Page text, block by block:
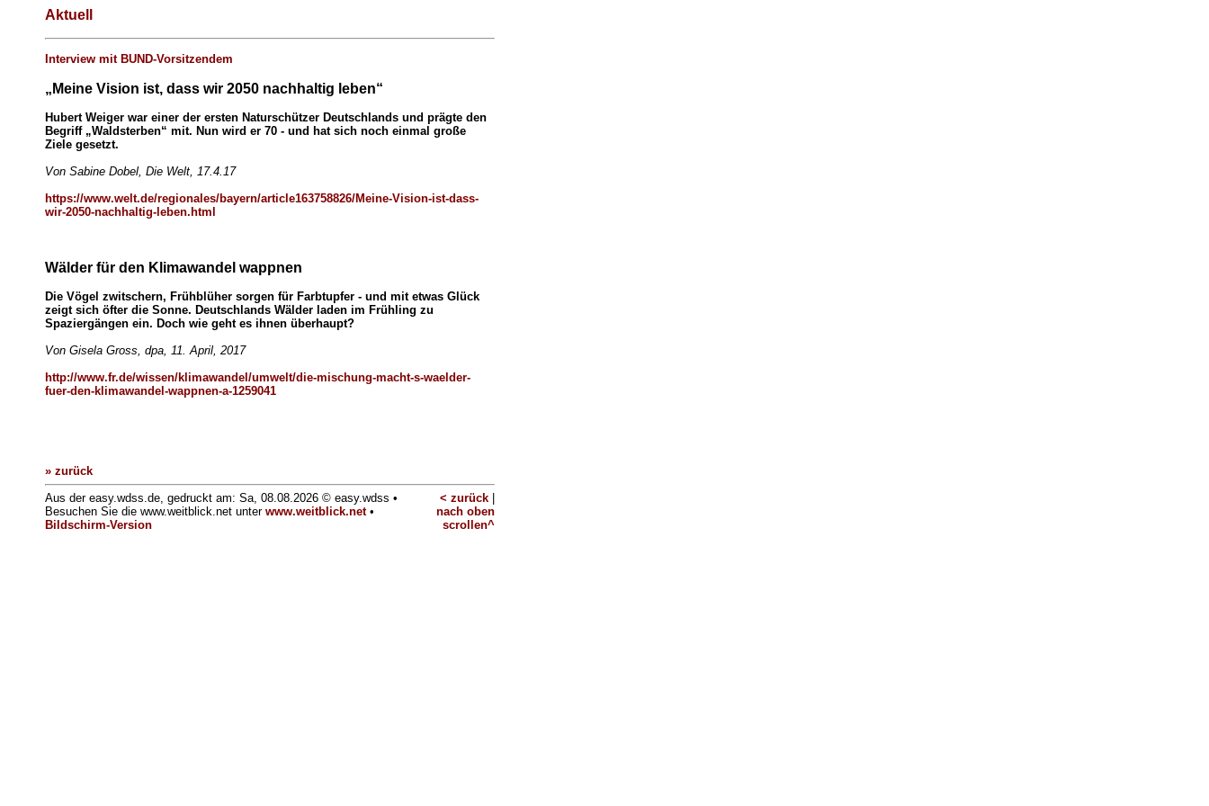
Aktuell
Interview mit BUND-Vorsitzendem
„Meine Vision ist, dass wir 2050 nachhaltig leben“
Hubert Weiger war einer der ersten Naturschützer Deutschlands und prägte den
Begriff „Waldsterben“ mit. Nun wird er 70 - und hat sich noch einmal große
Ziele gesetzt.
Von Sabine Dobel, Die Welt, 17.4.17
https://www.welt.de/regionales/bayern/article163758826/Meine-Vision-ist-dass-
wir-2050-nachhaltig-leben.html
Wälder für den Klimawandel wappnen
Die Vögel zwitschern, Frühblüher sorgen für Farbtupfer - und mit etwas Glück
zeigt sich öfter die Sonne. Deutschlands Wälder laden im Frühling zu
Spaziergängen ein. Doch wie geht es ihnen überhaupt?
Von Gisela Gross, dpa, 11. April, 2017
http://www.fr.de/wissen/klimawandel/umwelt/die-mischung-macht-s-waelder-
fuer-den-klimawandel-wappnen-a-1259041
» zurück
Aus der easy.wdss.de, gedruckt am: Sa, 08.08.2026 © easy.wdss •
Besuchen Sie die www.weitblick.net unter www.weitblick.net•
Bildschirm-Version
< zurück
nach oben
scrollen^